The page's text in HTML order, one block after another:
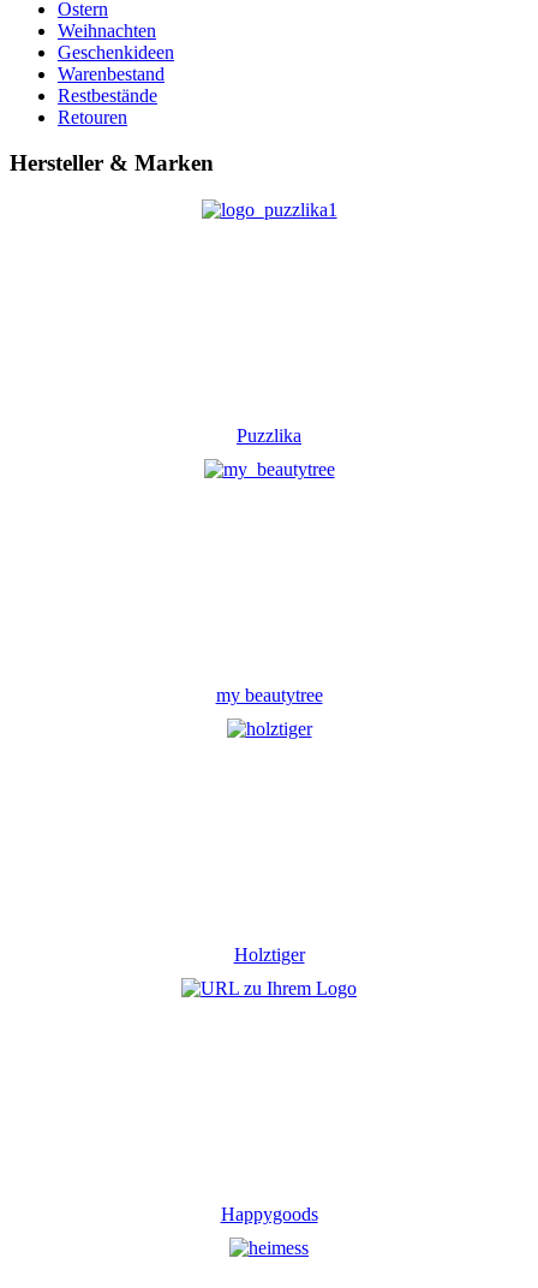
Ostern
Weihnachten
Geschenkideen
Warenbestand
Restbestände
Retouren
Hersteller & Marken
Puzzlika
my beautytree
Holztiger
Happygoods